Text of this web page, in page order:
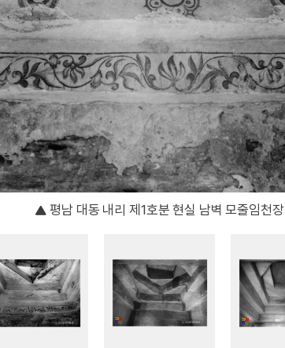
평남 대동 내리 제1호분 현실 남벽 모줄임천장